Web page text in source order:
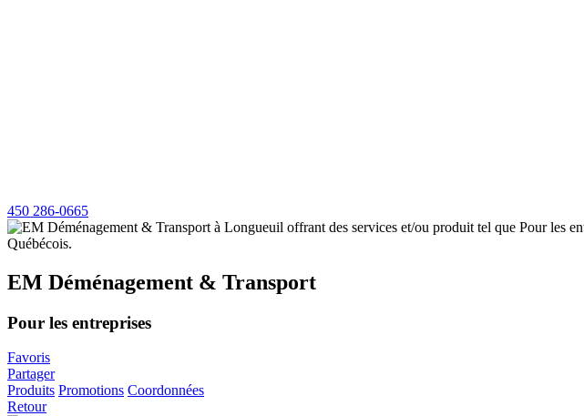
450 286-0665
EM Déménagement & Transport
Pour les entreprises
Favoris
Partager
Produits Promotions Coordonnées
Retour